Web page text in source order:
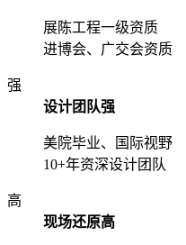
展陈工程一级资质
进博会、广交会资质
强
设计团队强
美院毕业、国际视野
10+年资深设计团队
高
现场还原高